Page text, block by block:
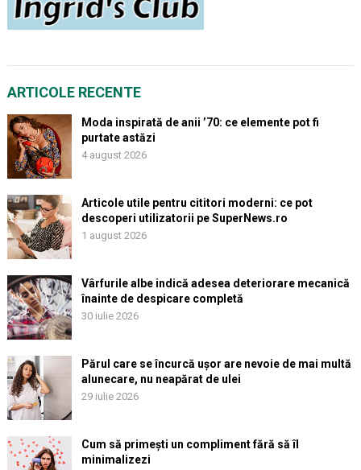
ARTICOLE RECENTE
Moda inspirată de anii ’70: ce elemente pot fi
purtate astăzi
4 august 2026
Articole utile pentru cititori moderni: ce pot
descoperi utilizatorii pe SuperNews.ro
1 august 2026
Vârfurile albe indică adesea deteriorare mecanică
înainte de despicare completă
30 iulie 2026
Părul care se încurcă ușor are nevoie de mai multă
alunecare, nu neapărat de ulei
29 iulie 2026
Cum să primești un compliment fără să îl
minimalizezi